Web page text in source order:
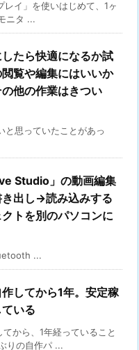
レイ」を使いはじめて、1ヶ
ニタ ...
たら快適になるか試
覧や編集にはいいか
他の作業はきつい
と思っていたことがあっ
Studio」の動画編集
出し→読み込みする
トを別のパソコンに
...
してから1年。安定稼
いる
から、1年経っていること
りの自作パ ...